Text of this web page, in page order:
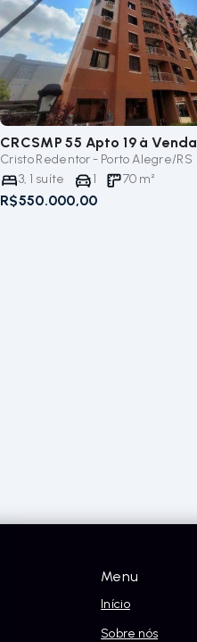
CRCSMP 55 Apto 19 à Venda
Cristo Redentor - Porto Alegre/RS
3, 1 suíte 1 70 m²
R$550.000,00
Menu
Início
Sobre nós